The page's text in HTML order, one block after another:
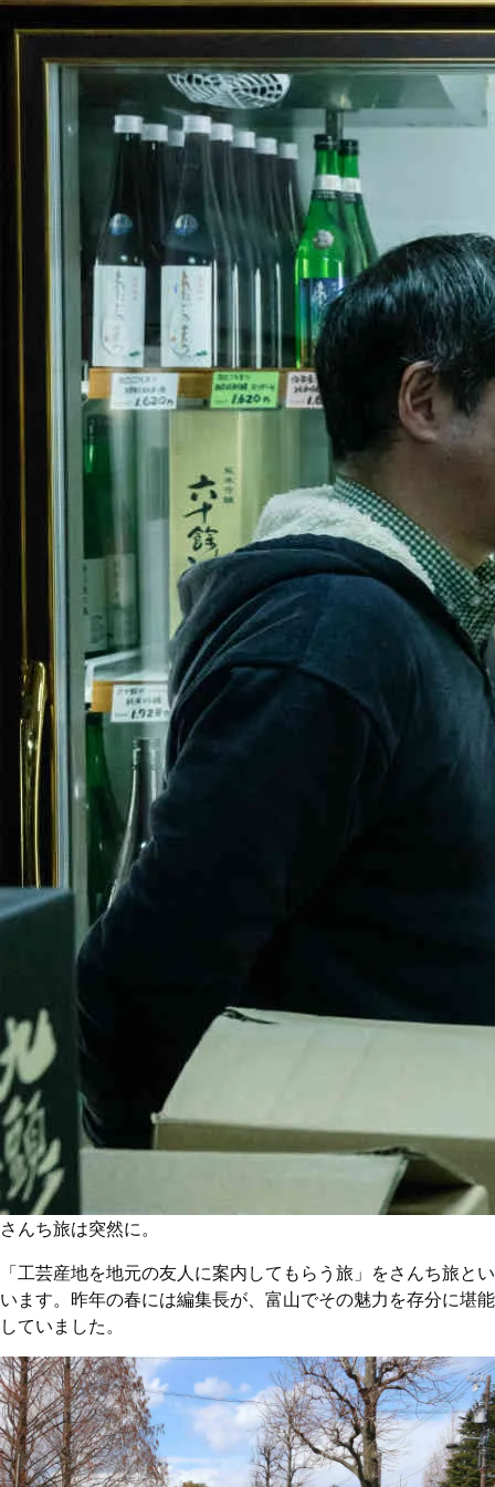
「陶
悦
窯」
bowl
長・
高
塚
裕
子
さ
ん
と
行
田
旅
2
日
目
さんち旅は突然に。
「工芸産地を地元の友人に案内してもらう旅」をさんち旅とい
います。昨年の春には編集長が、富山でその魅力を存分に堪能
していました。